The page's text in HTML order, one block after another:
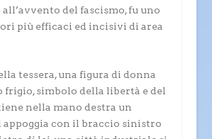
del fascismo, fu uno
più efficaci ed incisivi di area
tessera, una figura di donna
frigio, simbolo della libertà e del
nella mano destra un
appoggia con il braccio sinistro